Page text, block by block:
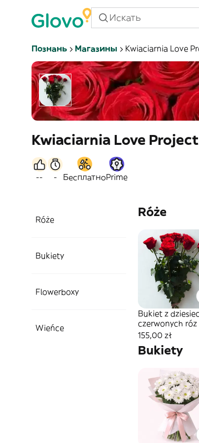
Познань Магазины Kwiaciarnia Love
Kwiaciarnia Love Project
-- - БесплатноPrime
Róże
Bukiety
Flowerboxy
Wieńce
Róże
Bukiet z
czerwonych róz
155,00 zł
Bukiety